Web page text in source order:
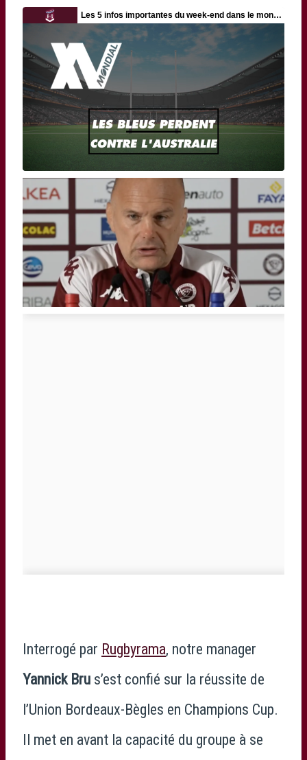
Interrogé par Rugbyrama, notre manager
Yannick Bru s’est confié sur la réussite de
l’Union Bordeaux-Bègles en Champions Cup.
Il met en avant la capacité du groupe à se